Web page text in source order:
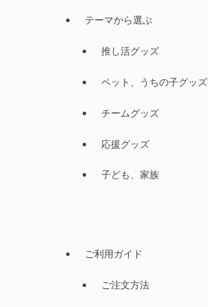
テーマから選ぶ
推し活グッズ
ペット、うちの子グッズ
チームグッズ
応援グッズ
子ども、家族
ご利用ガイド
ご注文方法